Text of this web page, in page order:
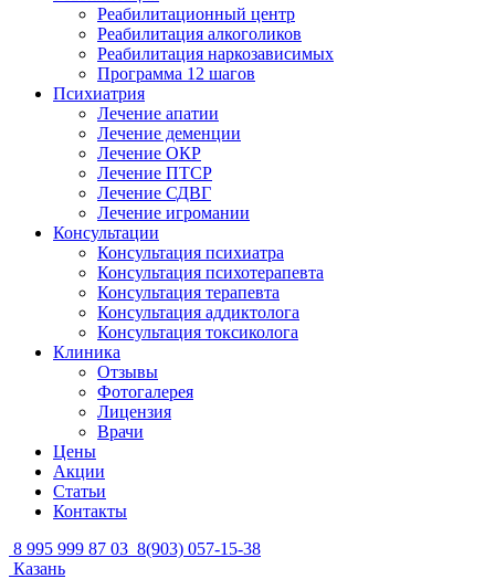
Реабилитационный центр
Реабилитация алкоголиков
Реабилитация наркозависимых
Программа 12 шагов
Психиатрия
Лечение апатии
Лечение деменции
Лечение ОКР
Лечение ПТСР
Лечение СДВГ
Лечение игромании
Консультации
Консультация психиатра
Консультация психотерапевта
Консультация терапевта
Консультация аддиктолога
Консультация токсиколога
Клиника
Отзывы
Фотогалерея
Лицензия
Врачи
Цены
Акции
Статьи
Контакты
8 995 999 87 03 8(903) 057-15-38
Казань